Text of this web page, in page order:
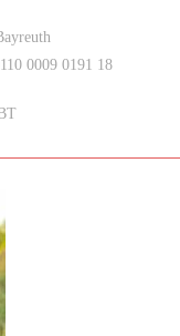
0009 0191 18